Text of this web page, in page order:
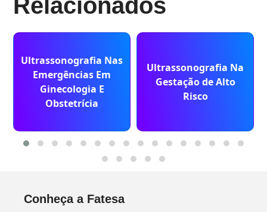
Relacionados
Ultrassonografia Nas
Emergências Em
Ginecologia E
Obstetrícia
Ultrassonografia Na
Gestação de Alto
Risco
Conheça a Fatesa